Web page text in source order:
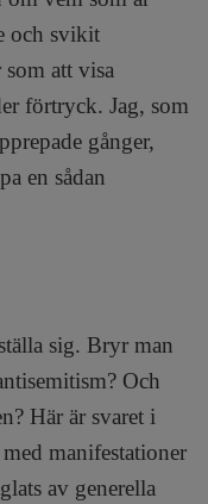
och svikit
att visa
förtryck. Jag, som
gånger,
en sådan
sig. Bryr man
Och
Här är svaret i
manifestationer
av generella